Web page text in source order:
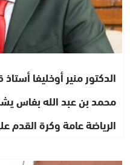
الدكتور منير أوخليفا
محمد بن عبد الله بفاس
الرياضة عامة وكرة